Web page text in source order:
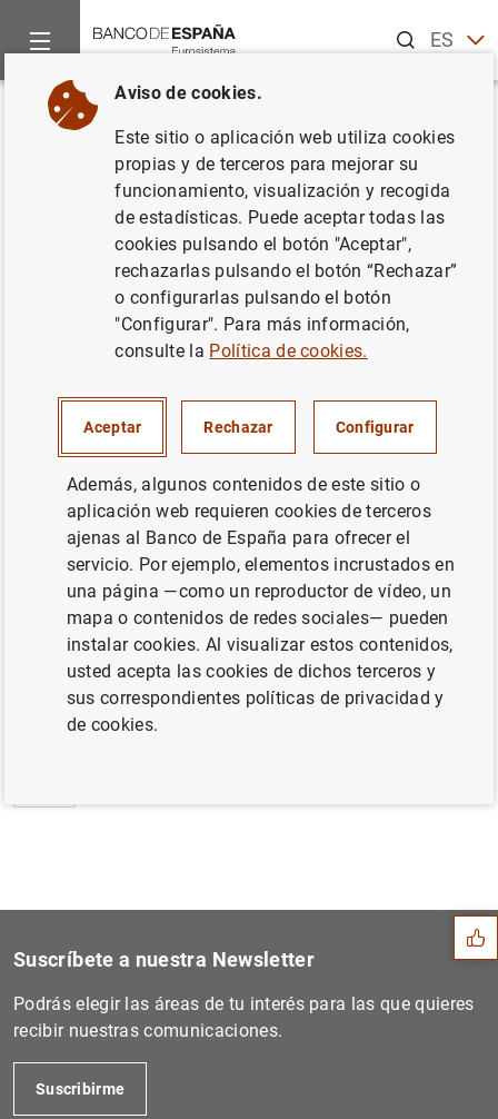
ESEN
Inicio Noticias y eventos
Volver
Estado financiero consolidado
del Eurosistema a 11 de julio de
POLÍTICA MONETARIA
Estado financiero consolidado del
Eurosistema a 11 de julio de 2014 (157
Siguiente
Los datos muestran un liger...
Sugerencias
Suscríbete a nuestra Newsletter
Podrás elegir las áreas de tu interés para las que quieres
recibir nuestras comunicaciones.
Suscribirme
Aviso de cookies.
Este sitio o aplicación web utiliza cookies
propias y de terceros para mejorar su
funcionamiento, visualización y recogida
de estadísticas. Puede aceptar todas las
cookies pulsando el botón "Aceptar",
rechazarlas pulsando el botón “Rechazar”
o configurarlas pulsando el botón
"Configurar". Para más información,
consulte la Política de cookies.
Aceptar Rechazar Configurar
Además, algunos contenidos de este sitio o
aplicación web requieren cookies de terceros
ajenas al Banco de España para ofrecer el
servicio. Por ejemplo, elementos incrustados en
una página —como un reproductor de vídeo, un
mapa o contenidos de redes sociales— pueden
instalar cookies. Al visualizar estos contenidos,
usted acepta las cookies de dichos terceros y
sus correspondientes políticas de privacidad y
de cookies.